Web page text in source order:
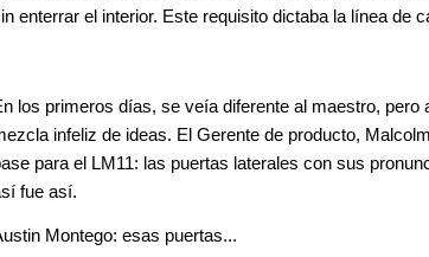
enterrar el interior. Este requisito dictaba la línea de
los primeros días, se veía diferente al maestro,
infeliz de ideas. El Gerente de producto,
para el LM11: las puertas laterales con sus
fue así.
Montego: esas puertas...